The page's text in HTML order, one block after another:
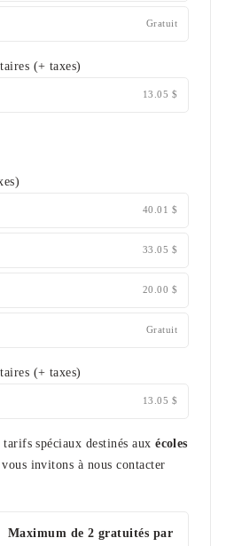
Gratuit
(+ taxes)
13.05 $
40.01 $
33.05 $
20.00 $
Gratuit
(+ taxes)
13.05 $
tarifs spéciaux destinés auxécoles
vous invitons à nous contacter
Maximum de 2 gratuités par